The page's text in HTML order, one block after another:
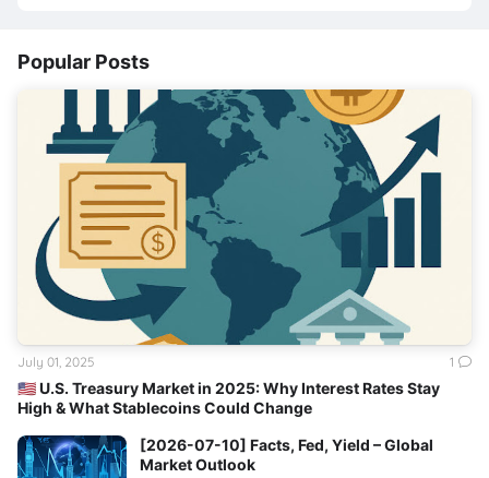
Popular Posts
🇺🇸 U.S. Treasury Market in 2025: Why Interest Rates Stay
High & What Stablecoins Could Change
July 01, 2025 1
[2026-07-10] Facts, Fed, Yield – Global
Market Outlook